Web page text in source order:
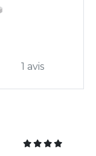
1 avis